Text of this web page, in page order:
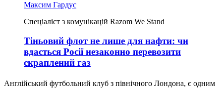
Максим Гардус
Спеціаліст з комунікацій Razom We Stand
Тіньовий флот не лише для нафти: чи
вдасться Росії незаконно перевозити
скраплений газ
Англійський футбольний клуб з північного Лондона, є одним